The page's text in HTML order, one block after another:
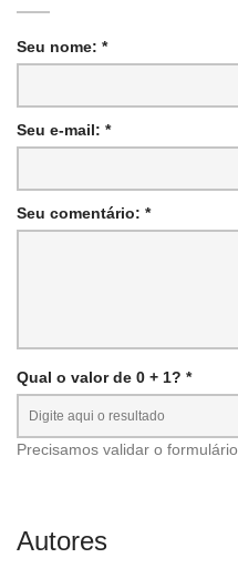
Seu nome: *
Seu e-mail: *
Seu comentário: *
Qual o valor de 0 + 1? *
Precisamos validar o formulário.
Autores